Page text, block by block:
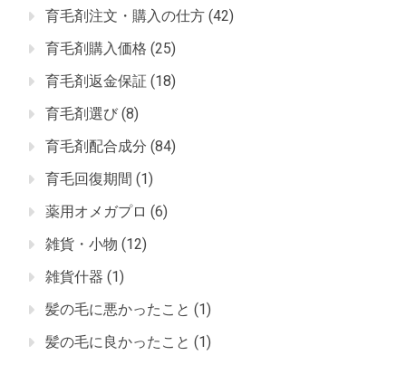
育毛剤注文・購入の仕方 (42)
育毛剤購入価格 (25)
育毛剤返金保証 (18)
育毛剤選び (8)
育毛剤配合成分 (84)
育毛回復期間 (1)
薬用オメガプロ (6)
雑貨・小物 (12)
雑貨什器 (1)
髪の毛に悪かったこと (1)
髪の毛に良かったこと (1)